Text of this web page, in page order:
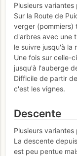
Plusieurs
Sur la Route de
verger (pommiers)
d'arbres avec une
le suivre jusqu'à la
Une fois sur celle-
jusqu'à l'auberge
Difficile de partir
c'est les vignes.
Descente
Plusieurs variantes
La descente
est peu pentue